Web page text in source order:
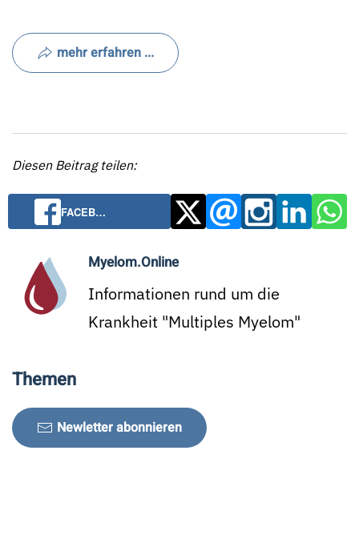
mehr erfahren ...
Diesen Beitrag teilen:
FACEB…
Myelom.Online
Informationen rund um die
Krankheit "Multiples Myelom"
Themen
Newletter abonnieren